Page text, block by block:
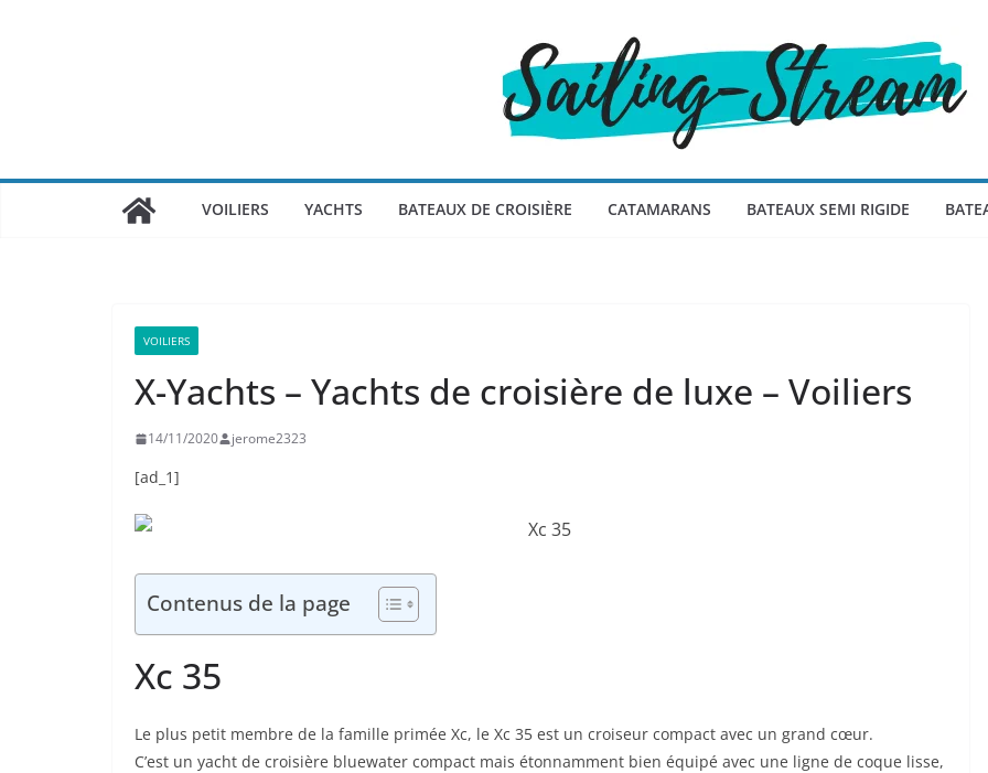
VOILIERS YACHTS BATEAUX DE CROISIÈRE CATAMARANS BATEAUX SEMI RIGIDE
VOILIERS
X-Yachts – Yachts de croisière de luxe – Voiliers
14/11/2020 jerome2323
[ad_1]
Contenus de la page
Xc 35
Le plus petit membre de la famille primée Xc, le Xc 35 est un croiseur compact avec un grand cœur.
C’est un yacht de croisière bluewater compact mais étonnamment bien équipé avec une ligne de coque lisse,